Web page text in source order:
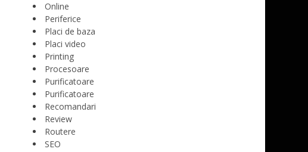
Online
Periferice
Placi de baza
Placi video
Printing
Procesoare
Purificatoare
Purificatoare
Recomandari
Review
Routere
SEO